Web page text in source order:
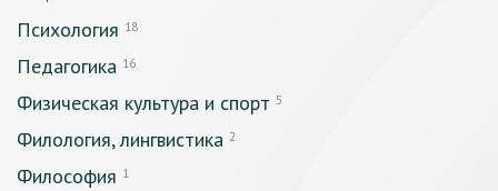
Психология 18
Педагогика 16
Физическая культура и спорт 5
Филология, лингвистика 2
Философия 1